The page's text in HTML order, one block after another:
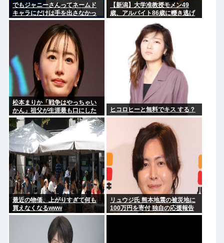
でもジャニーさんってネームド
キャラにだけは手を出さなかっ
た星人だよな
【新潟】大学准教授モメン49
歳、アルバイト86歳に轢き逃げ
松本まりか「戦争はやっちゃい
かん」祖父が生涯最も口にした
言葉を紹介 平和への思いをつづ
る
ヒコロヒーと無料でキス する？
最近の物価、上がりすぎて何も
買えなくなるwww
リュウジ氏 熊本地震の被災地に
100万円を寄付 独自の応援報告
「料理研究家に出来るのはこれ